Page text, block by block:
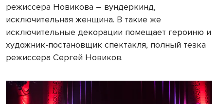
режиссера Новикова – вундеркинд,
исключительная женщина. В такие же
исключительные декорации помещает героиню и
художник-постановщик спектакля, полный тезка
режиссера Сергей Новиков.